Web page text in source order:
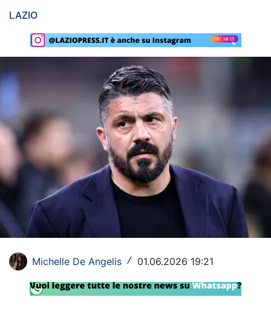
Lazio Women
Rassegna Lazio
Calcio
Serie A
Champions League
Europa League
Altri Sport
Formula 1
Tennis
LAZIO
Michelle De Angelis / 01.06.2026 19:21